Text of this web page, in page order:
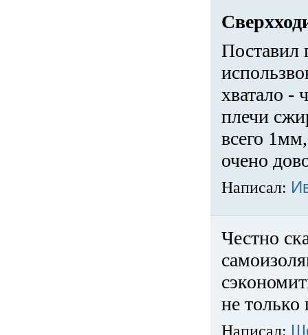
Поставил
хватало -
плечи
всего
очено
Написал:
Честно
не только
Написал: